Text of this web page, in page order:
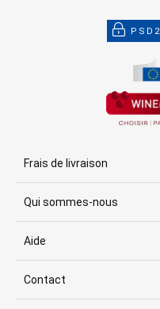
PSD2
Frais de livraison
Qui sommes-nous
Aide
Contact